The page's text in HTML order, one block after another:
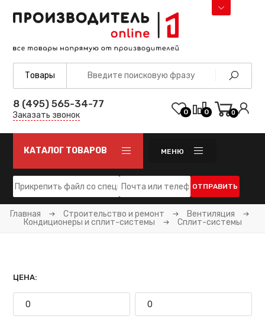
8 (495) 565-34-77
Заказать звонок 0 0 0
КАТАЛОГ ТОВАРОВ МЕНЮ
ОТПРАВИТЬ
Главная Строительство и ремонт
Вентиляция
Кондиционеры и сплит-системы
Сплит-системы
ЦЕНА: